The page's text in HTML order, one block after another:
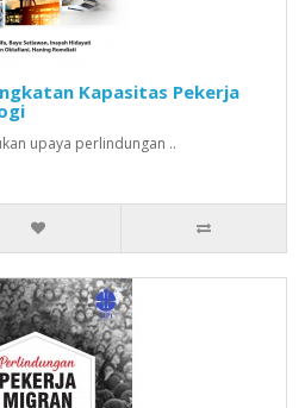
Kapasitas Pekerja
upaya perlindungan ..